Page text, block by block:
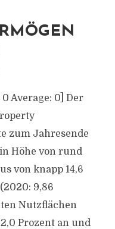
Average: 0] Der
zum Jahresende
Höhe von rund
von knapp 14,6
9,86
Nutzflächen
Prozent an und